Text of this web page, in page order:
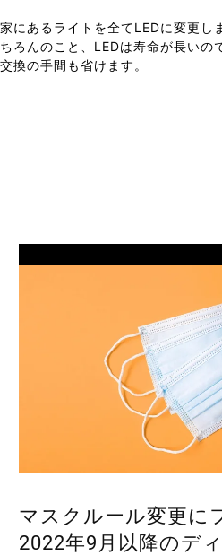
家にあるライトを全てLEDに変更し
ちろんのこと、LEDは寿命が長いの
交換の手間も省けます。
マスクルール変更に
2022年9月以降のデ